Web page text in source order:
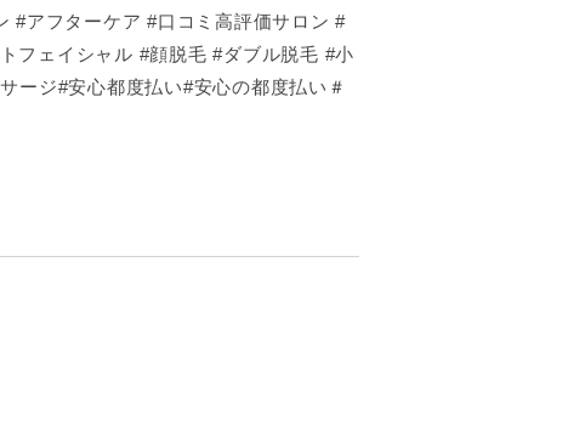
#アフターケア #口コミ高評価サロン #
フェイシャル #顔脱毛 #ダブル脱毛 #小
ージ#安心都度払い#安心の都度払い＃